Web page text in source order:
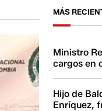
MÁS
Ministro
cargos en
Hijo de
Enríquez,